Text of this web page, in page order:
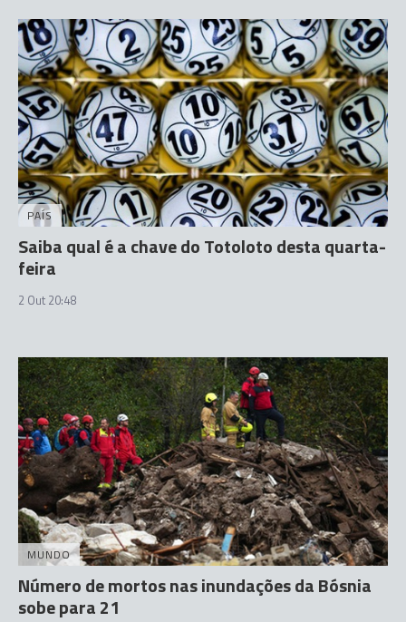
PAÍS
Saiba qual é a chave do Totoloto desta quarta-
feira
2 Out 20:48
MUNDO
Número de mortos nas inundações da Bósnia
sobe para 21